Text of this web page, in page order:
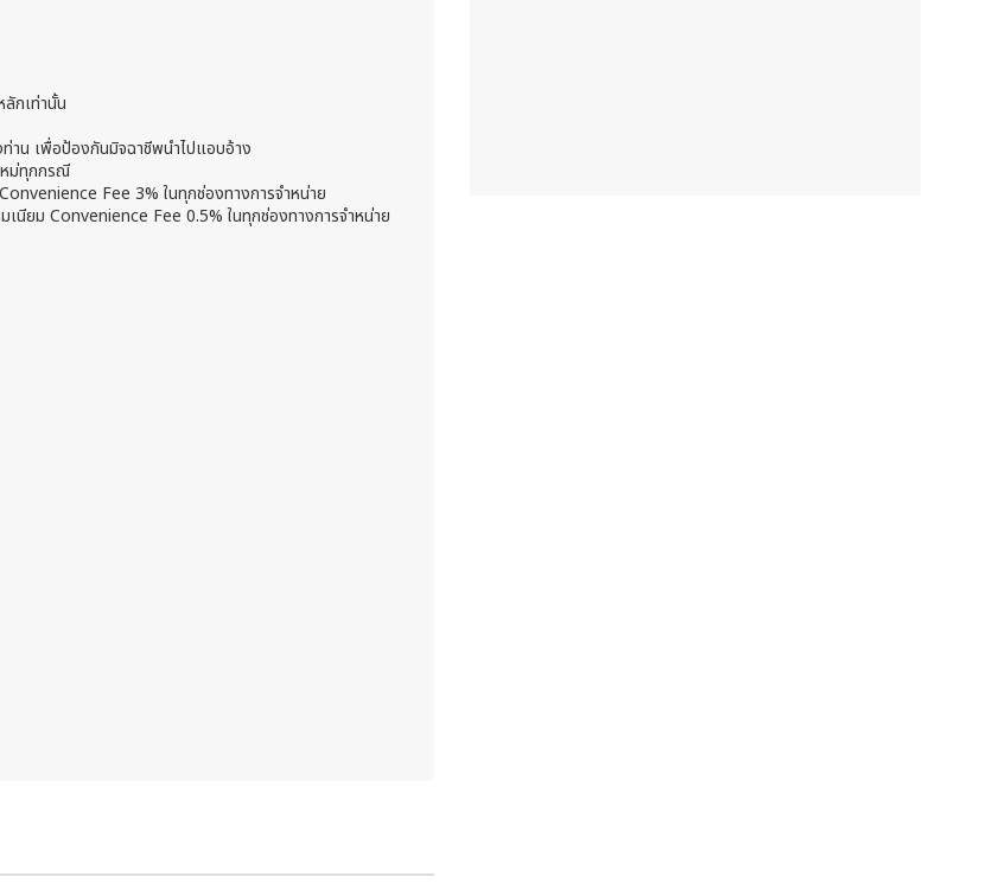
ลักเท่านั้น
าน เพื่อป้องกันมิจฉาชีพนำไปแอบอ้าง
หม่ทุกกรณี
Fee 3% ในทุกช่องทางการจำหน่าย
นียม Convenience Fee 0.5% ในทุกช่องทางการจำหน่าย